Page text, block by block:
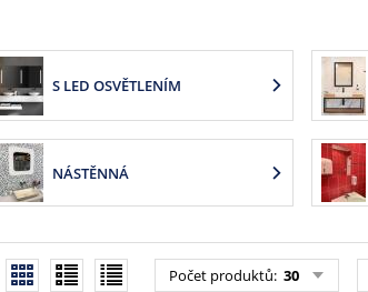
S LED OSVĚTLENÍM
NÁSTĚNNÁ
Počet produktů: 30